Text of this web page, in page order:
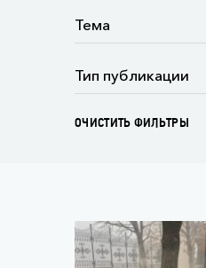
ОЧИСТИТЬ ФИЛЬТРЫ